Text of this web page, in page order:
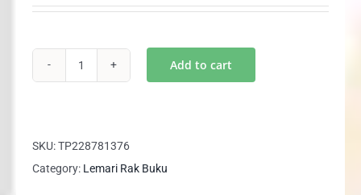
EXPO
Lemari
Add to cart
SKU:TP228781376
Category: Lemari Rak Buku